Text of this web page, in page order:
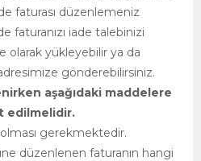
faturası düzenlemeniz
faturanızı iade talebinizi
olarak yükleyebilir ya da
gönderebilirsiniz.
aşağıdaki maddelere
edilmelidir.
gerekmektedir.
düzenlenen faturanın hangi